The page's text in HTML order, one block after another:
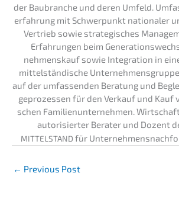
der Baubran­che und deren Umfeld.
er­fah­rung mit Schwer­punkt natio­na­ler
Vertrieb sowie strate­gi­sches
Erfah­run­gen beim
nehmens­kauf sowie Integra­ti­on in
mittel­stän­di­sche
auf der umfas­sen­den Beratung und
ge­pro­zes­sen für den Verkauf und
schen Famili­en­un­ter­neh­men.
autori­sier­ter Berater und Dozent
MITTELSTAND für
← Previous Post